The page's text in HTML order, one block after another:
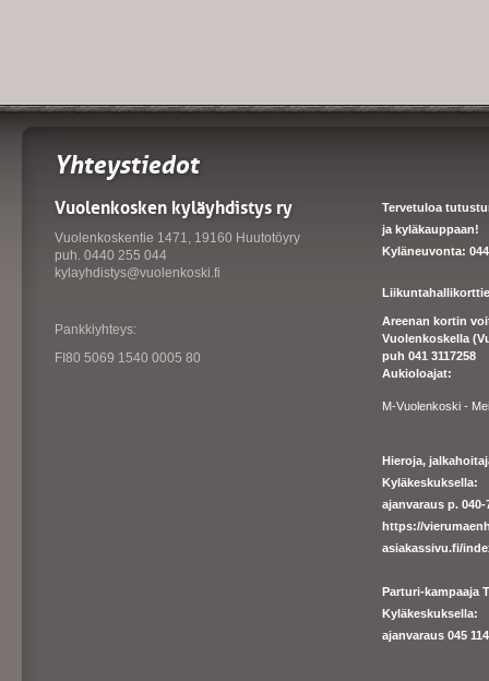
Yhteystiedot
Vuolenkosken kyläyhdistys ry
Vuolenkoskentie 1471, 19160 Huutotöyry
puh. 0440 255 044
kylayhdistys@vuolenkoski.fi
Pankkiyhteys:
FI80 5069 1540 0005 80
Tervetuloa
ja kyläkauppaan!
Kyläneuvonta: 044
Areenan kortin
Vuolenkoskella
puh 041 3117258
Aukioloajat:
M-Vuolenkoski -
Hieroja,
Kyläkeskuksella:
ajanvaraus p.
https://
asiakassivu.fi/
Parturi-kampaaja
Kyläkeskuksella:
ajanvaraus 045